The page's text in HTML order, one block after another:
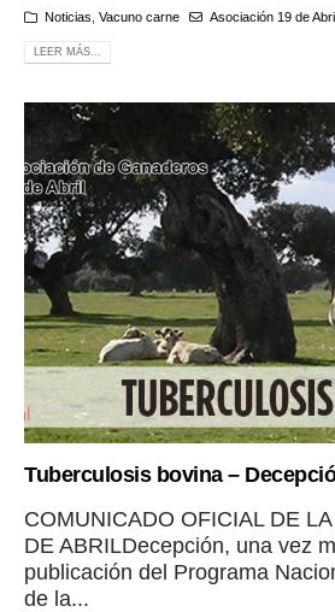
Noticias Vacuno carne Asociación 19 de Abril
LEER MÁS...
Tuberculosis bovina –
COMUNICADO OFICIAL DE
DE ABRILDecepción, una vez
publicación del Programa
de la...